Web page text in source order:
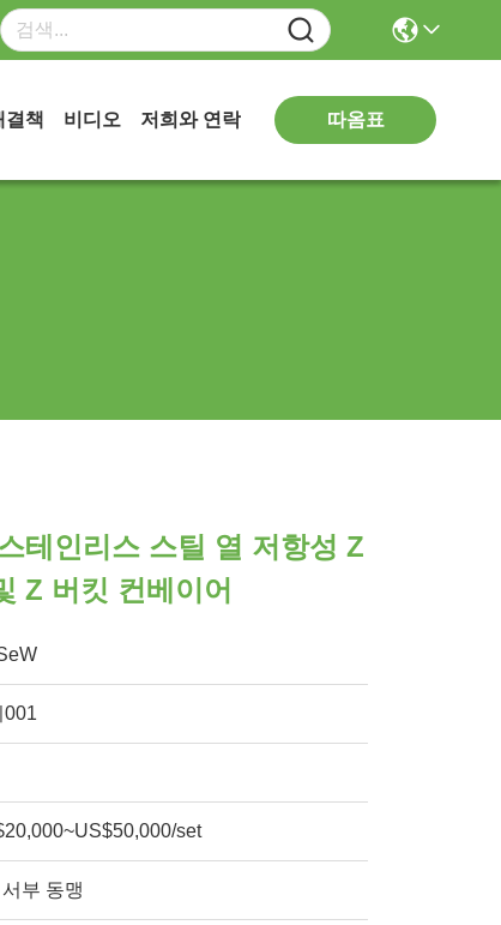
결책 비디오 저희와 연락 따옴표
테인리스 스틸 열 저항성 Z
Z 버킷 컨베이어
001
set
서부 동맹